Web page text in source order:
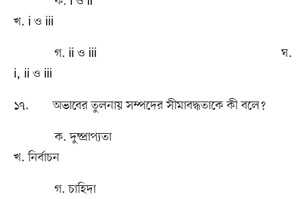
খ. i ও iii
গ. ii ও iii ঘ.
i, ii ও iii
১৭. অভাবের তুলনায় সম্পদের সীমাবদ্ধতাকে কী বলে?
ক. দুষ্প্রাপ্যতা
খ. নির্বাচন
গ. চাহিদা